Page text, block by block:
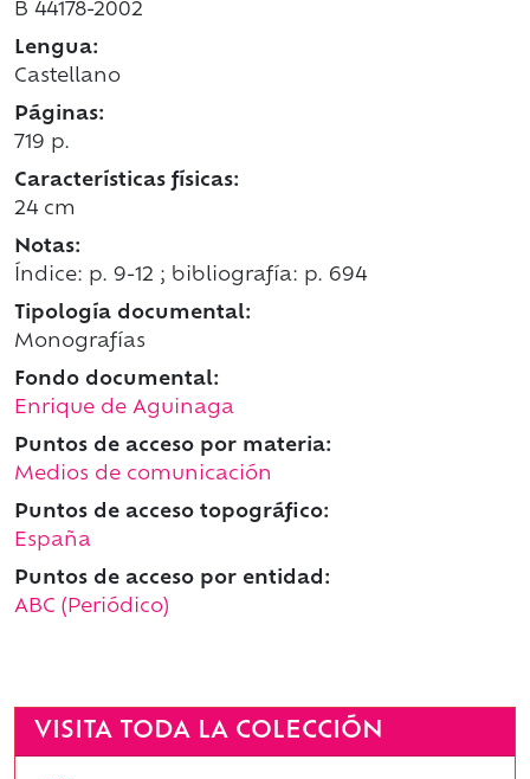
B 44178-2002
Lengua:
Castellano
Páginas:
719 p.
Características físicas:
24 cm
Notas:
Índice: p. 9-12 ; bibliografía: p. 694
Tipología documental:
Monografías
Fondo documental:
Enrique de Aguinaga
Puntos de acceso por materia:
Medios de comunicación
Puntos de acceso topográfico:
España
Puntos de acceso por entidad:
ABC (Periódico)
VISITA TODA LA COLECCIÓN